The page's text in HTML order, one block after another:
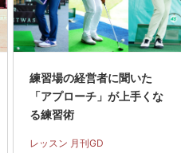
練習場の経営者に聞いた
「アプローチ」が上手くな
る練習術
レッスン 月刊GD